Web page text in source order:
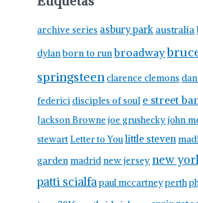
c
h
o
archive series asbury park australia
dylanborn to runbroadway
springsteenclarence clemons
federicidisciples of soul e street
Jackson Browne joe grusheckyjohn
stewartLetter to Youlittle steven
gardenmadridnew jerseynew
patti scialfapaul mccartneyperth